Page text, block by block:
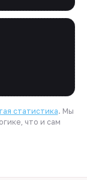
статистика. Мы
что и сам